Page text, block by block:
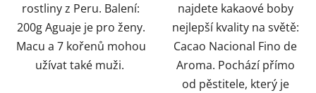
rostliny z Peru. Balení:
200g Aguaje je pro ženy.
Macu a 7 kořenů mohou
užívat také muži.
najdete kakaové boby
nejlepší kvality na světě:
Cacao Nacional Fino de
Aroma. Pochází přímo
od pěstitele, který je